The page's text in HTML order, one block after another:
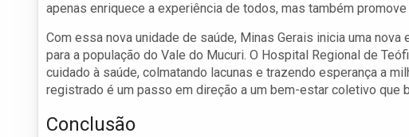
apenas enriquece a experiência de todos, mas também
Com essa nova unidade de saúde, Minas Gerais inicia uma
para a população do Vale do Mucuri. O Hospital Regional de
cuidado à saúde, colmatando lacunas e trazendo esperança a
registrado é um passo em direção a um bem-estar coletivo que
Conclusão